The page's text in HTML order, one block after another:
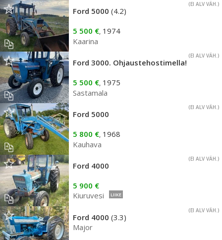
(EI ALV VÄH.)
Ford 5000 (4.2)
5 500 €, 1974
Kaarina
(EI ALV VÄH.)
Ford 3000. Ohjaustehostimella!
5 500 €, 1975
Sastamala
(EI ALV VÄH.)
Ford 5000
5 800 €, 1968
Kauhava
(EI ALV VÄH.)
Ford 4000
5 900 €
Kiuruvesi
LIIKE
(EI ALV VÄH.)
Ford 4000 (3.3)
Major